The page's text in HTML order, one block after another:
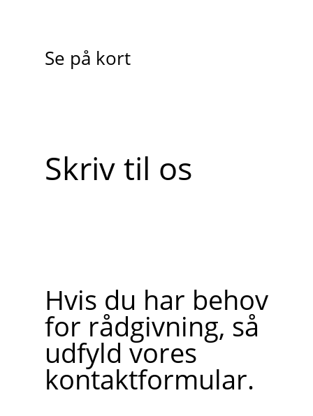
Se på kort
Skriv til os
Hvis du har behov
for rådgivning, så
udfyld vores
kontaktformular.